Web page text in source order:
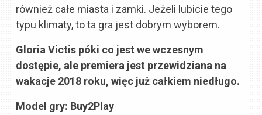
również całe miasta i zamki. Jeżeli lubicie tego
typu klimaty, to ta gra jest dobrym wyborem.
Gloria Victis póki co jest we wczesnym
dostępie, ale premiera jest przewidziana na
wakacje 2018 roku, więc już całkiem niedługo.
Model gry: Buy2Play